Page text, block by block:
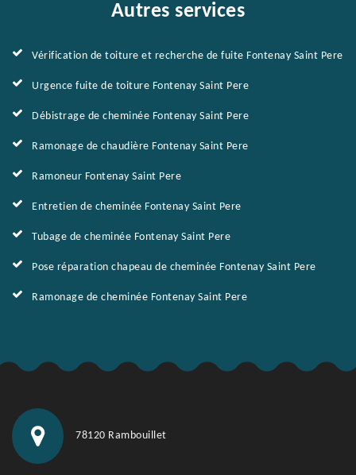
Autres services
Vérification de toiture et recherche de fuite Fontenay Saint Pere
Urgence fuite de toiture Fontenay Saint Pere
Débistrage de cheminée Fontenay Saint Pere
Ramonage de chaudière Fontenay Saint Pere
Ramoneur Fontenay Saint Pere
Entretien de cheminée Fontenay Saint Pere
Tubage de cheminée Fontenay Saint Pere
Pose réparation chapeau de cheminée Fontenay Saint Pere
Ramonage de cheminée Fontenay Saint Pere
78120 Rambouillet